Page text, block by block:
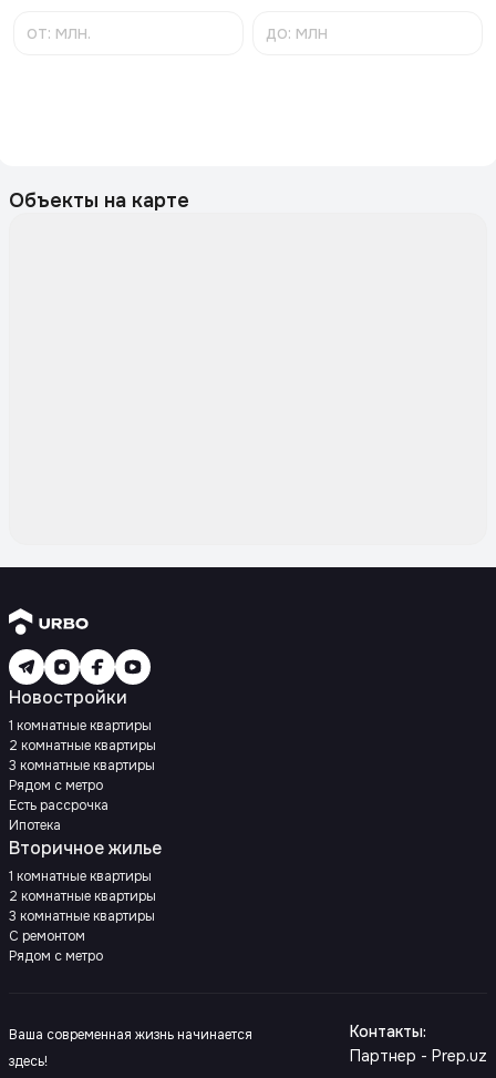
Объекты на карте
Новостройки
1 комнатные квартиры
2 комнатные квартиры
3 комнатные квартиры
Рядом с метро
Есть рассрочка
Ипотека
Вторичное жилье
1 комнатные квартиры
2 комнатные квартиры
3 комнатные квартиры
С ремонтом
Рядом с метро
Ваша современная жизнь начинается
здесь!
Контакты:
Партнер - Prep.uz